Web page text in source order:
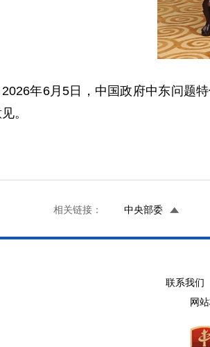
2026年6月5日，中国政府中东问题
。
相关链接： 中央部委
联系我们
网